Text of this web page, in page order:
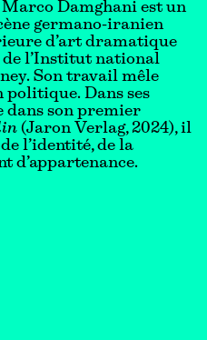
Marco Damghani est un
germano-iranien
d’art dramatique
l’Institut national
Son travail mêle
politique. Dans ses
dans son premier
(Jaron Verlag, 2024), il
l’identité, de la
d’appartenance.